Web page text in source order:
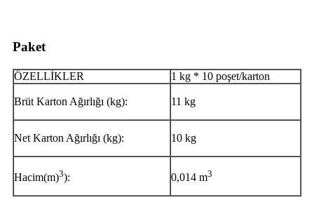
Paket
ÖZELLİKLER 1 kg * 10 poşet/karton
Brüt Karton Ağırlığı (kg): 11 kg
Net Karton Ağırlığı (kg): 10 kg
Hacim(m)3): 0,014 m3